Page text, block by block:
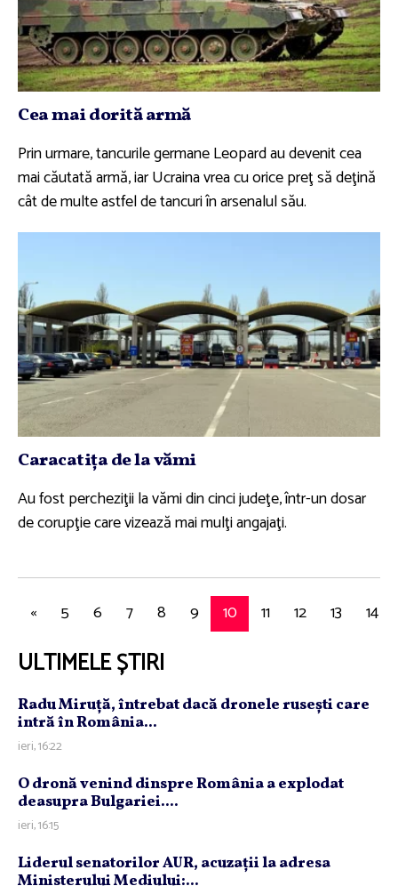
Cea mai dorită armă
Prin urmare, tancurile germane Leopard au devenit cea
mai căutată armă, iar Ucraina vrea cu orice preţ să deţină
cât de multe astfel de tancuri în arsenalul său.
Caracatiţa de la vămi
Au fost percheziţii la vămi din cinci judeţe, într-un dosar
de corupţie care vizează mai mulţi angajaţi.
« 5 6 7 8 9 10 11 12 13 14
ULTIMELE ȘTIRI
Radu Miruţă, întrebat dacă dronele ruseşti care
intră în România...
ieri, 16:22
O dronă venind dinspre România a explodat
deasupra Bulgariei....
ieri, 16:15
Liderul senatorilor AUR, acuzaţii la adresa
Ministerului Mediului:...